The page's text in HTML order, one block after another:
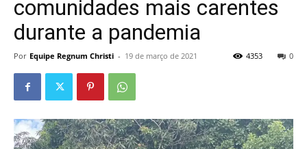
comunidades mais carentes
durante a pandemia
Por Equipe Regnum Christi - 19 de março de 2021 0
4353